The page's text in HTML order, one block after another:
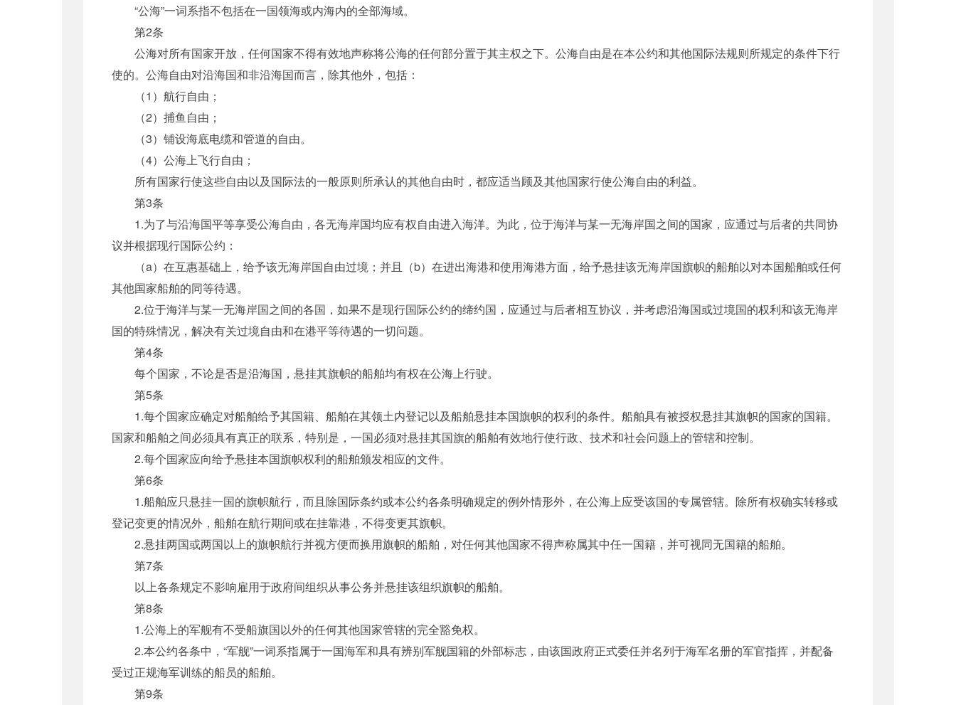
“公海”一词系指不包括在一国领海或内海内的全部海域。
第2条
公海对所有国家开放，任何国家不得有效地声称将公海的任何部分置于其主权之下。公海自由是在本公约和其他国际法规则所规定的条件下行
使的。公海自由对沿海国和非沿海国而言，除其他外，包括：
（1）航行自由；
（2）捕鱼自由；
（3）铺设海底电缆和管道的自由。
（4）公海上飞行自由；
所有国家行使这些自由以及国际法的一般原则所承认的其他自由时，都应适当顾及其他国家行使公海自由的利益。
第3条
1.为了与沿海国平等享受公海自由，各无海岸国均应有权自由进入海洋。为此，位于海洋与某一无海岸国之间的国家，应通过与后者的共同协
议并根据现行国际公约：
（a）在互惠基础上，给予该无海岸国自由过境；并且（b）在进出海港和使用海港方面，给予悬挂该无海岸国旗帜的船舶以对本国船舶或任何
其他国家船舶的同等待遇。
2.位于海洋与某一无海岸国之间的各国，如果不是现行国际公约的缔约国，应通过与后者相互协议，并考虑沿海国或过境国的权利和该无海岸
国的特殊情况，解决有关过境自由和在港平等待遇的一切问题。
第4条
每个国家，不论是否是沿海国，悬挂其旗帜的船舶均有权在公海上行驶。
第5条
1.每个国家应确定对船舶给予其国籍、船舶在其领土内登记以及船舶悬挂本国旗帜的权利的条件。船舶具有被授权悬挂其旗帜的国家的国籍。
国家和船舶之间必须具有真正的联系，特别是，一国必须对悬挂其国旗的船舶有效地行使行政、技术和社会问题上的管辖和控制。
2.每个国家应向给予悬挂本国旗帜权利的船舶颁发相应的文件。
第6条
1.船舶应只悬挂一国的旗帜航行，而且除国际条约或本公约各条明确规定的例外情形外，在公海上应受该国的专属管辖。除所有权确实转移或
登记变更的情况外，船舶在航行期间或在挂靠港，不得变更其旗帜。
2.悬挂两国或两国以上的旗帜航行并视方便而换用旗帜的船舶，对任何其他国家不得声称属其中任一国籍，并可视同无国籍的船舶。
第7条
以上各条规定不影响雇用于政府间组织从事公务并悬挂该组织旗帜的船舶。
第8条
1.公海上的军舰有不受船旗国以外的任何其他国家管辖的完全豁免权。
2.本公约各条中，“军舰”一词系指属于一国海军和具有辨别军舰国籍的外部标志，由该国政府正式委任并名列于海军名册的军官指挥，并配备
受过正规海军训练的船员的船舶。
第9条